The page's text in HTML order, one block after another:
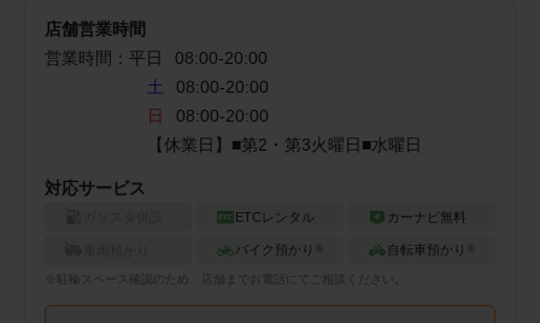
店舗営業時間
営業時間： 平日 08:00-20:00
土
08:00-20:00
日
08:00-20:00
【休業日】■第2・第3火曜日■水曜日
対応サービス
ETCレンタル カーナビ無料
バイク預かり ※ 自転車預かり ※
※ スペース確認のため、店舗までお電話にてご相談ください。